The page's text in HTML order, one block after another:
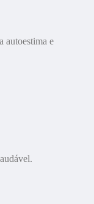
autoestima e